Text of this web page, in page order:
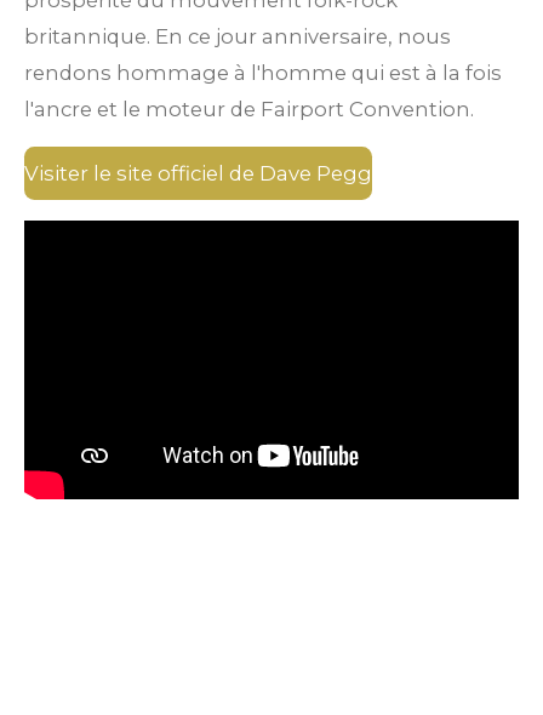
britannique. En ce jour anniversaire, nous
rendons hommage à l'homme qui est à la fois
l'ancre et le moteur de Fairport Convention.
Visiter le site officiel de Dave Pegg